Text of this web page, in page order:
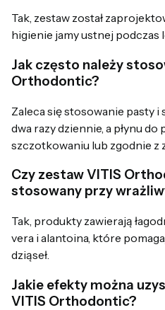
Tak, zestaw został
higienie jamy ustnej
Jak często należy
Orthodontic?
Zaleca się stosowanie pasty
dwa razy dziennie, a płynu do
szczotkowaniu lub zgodnie z
Czy zestaw VITIS
stosowany przy
Tak, produkty zawierają
vera i alantoina, które
dziąseł.
Jakie efekty można
VITIS Orthodontic?